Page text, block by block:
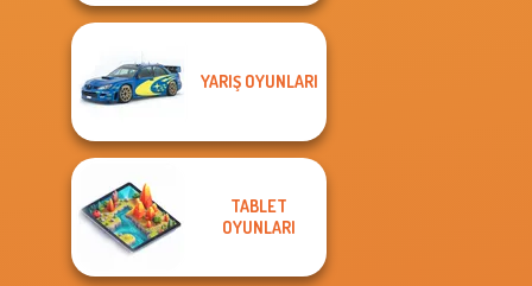
YARIŞ OYUNLARI
TABLET
OYUNLARI